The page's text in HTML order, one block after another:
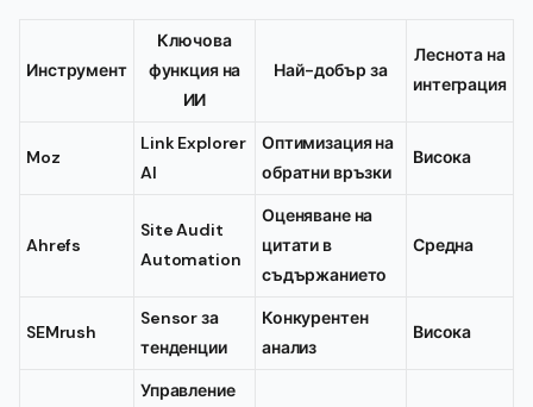
Инструмент
Ключова
функция на
ИИ
Най-добър за
Леснота на
интеграция
Moz
Link Explorer
AI
Оптимизация на
обратни връзки
Висока
Ahrefs
Site Audit
Automation
Оценяване на
цитати в
съдържанието
Средна
SEMrush
Sensor за
тенденции
Конкурентен
анализ
Висока
Управление